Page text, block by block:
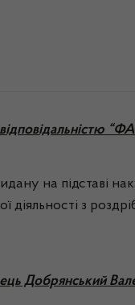
на підставі
з
Добрянський